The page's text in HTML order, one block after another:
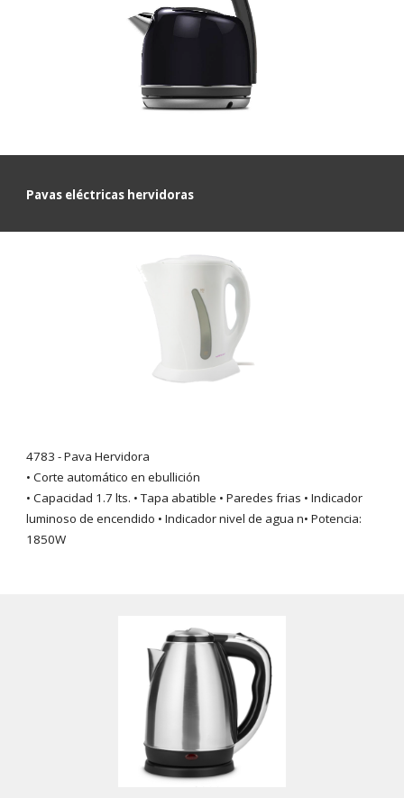
Pavas eléctricas hervidoras
4783 - Pava Hervidora
• Corte automático en ebullición
• Capacidad 1.7 lts. • Tapa abatible • Paredes frias • Indicador
luminoso de encendido • Indicador nivel de agua n• Potencia:
1850W